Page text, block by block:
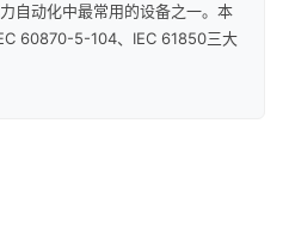
自动化中最常用的设备之一。本
60870-5-104、IEC 61850三大